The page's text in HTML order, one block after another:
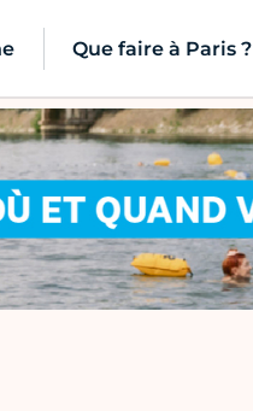
Que faire à Paris ?